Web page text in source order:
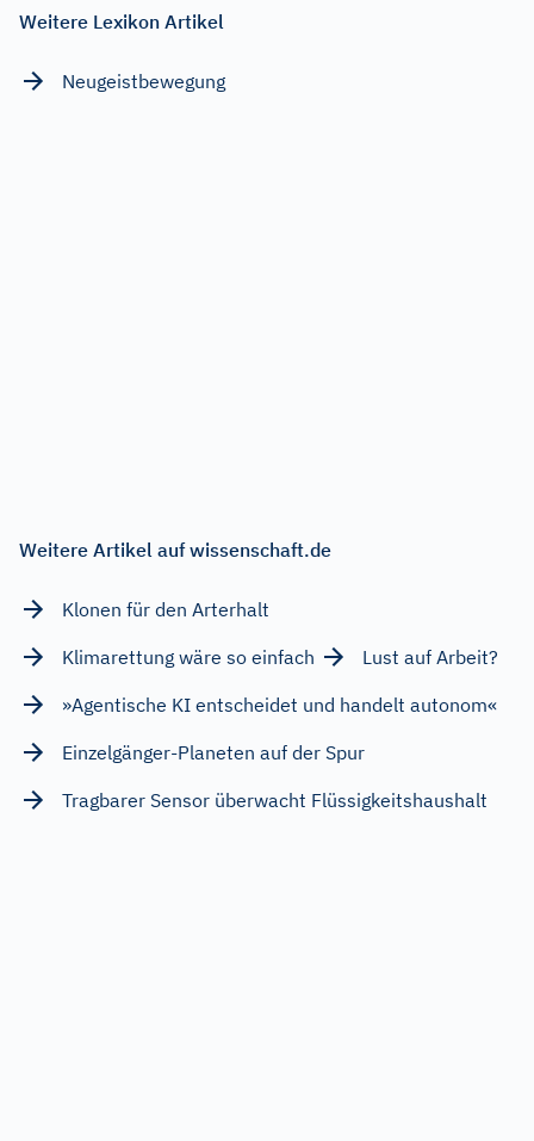
Weitere Lexikon Artikel
Neugeistbewegung
Weitere Artikel auf wissenschaft.de
Klonen für den Arterhalt
Klimarettung wäre so einfach
Lust auf Arbeit?
»Agentische KI entscheidet und handelt autonom«
Einzelgänger-Planeten auf der Spur
Tragbarer Sensor überwacht Flüssigkeitshaushalt